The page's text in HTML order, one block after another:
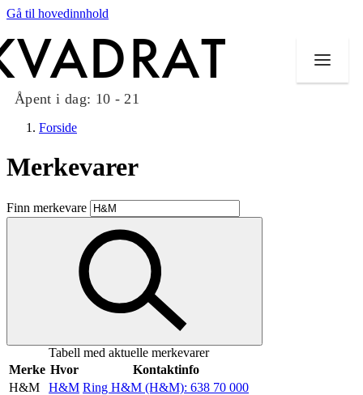
Gå til hovedinnhold
Åpent i dag: 10 - 21
Butikker
Mat og drikke
Taket på Kvadrat
Aktiviteter
Inspirasjon
Forside
Merkevarer
Finn merkevare
Tabell med aktuelle merkevarer
Merke Hvor
Kontaktinfo
H&M
H&M Ring H&M (H&M): 638 70 000